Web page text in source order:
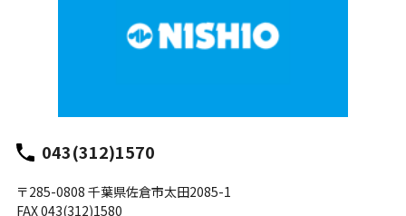
043(312)1570
〒285-0808 千葉県佐倉市太田2085-1
FAX 043(312)1580